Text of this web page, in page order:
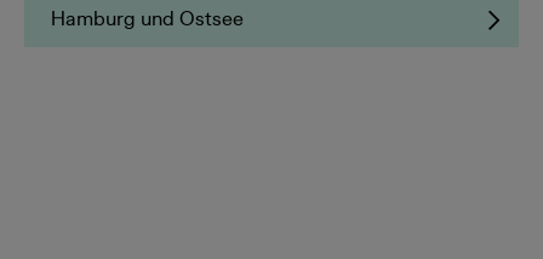
Hamburg und Ostsee